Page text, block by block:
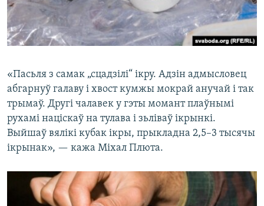
«Пасьля з самак „сцадзілі“ ікру. Адзін адмысловец
абгарнуў галаву і хвост кумжы мокрай анучай і так
трымаў. Другі чалавек у гэты момант плаўнымі
рухамі націскаў на тулава і зьліваў ікрынкі.
Выйшаў вялікі кубак ікры, прыкладна 2,5–3 тысячы
ікрынак», — кажа Міхал Плюта.